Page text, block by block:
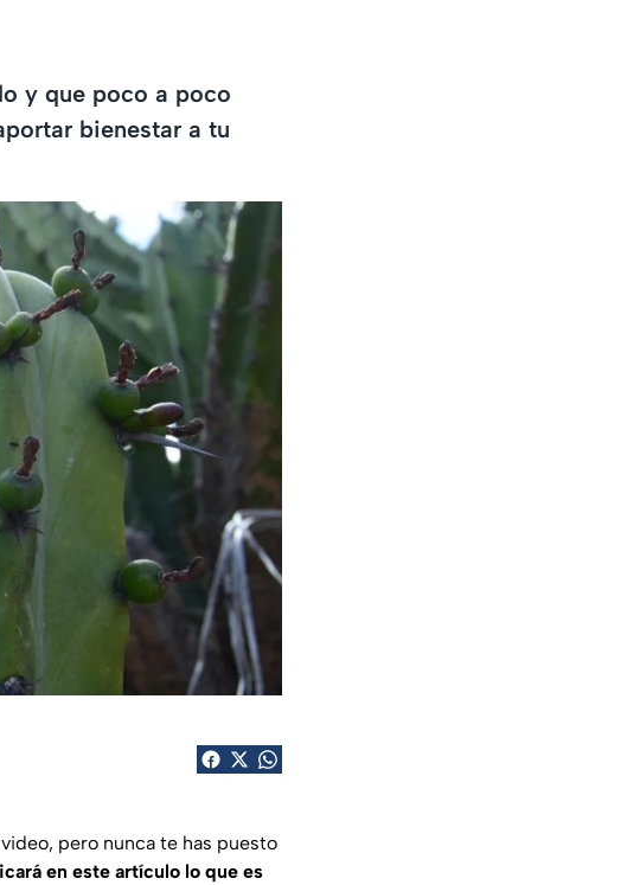
y que poco a poco
bienestar a tu
pero nunca te has puesto
en este artículo lo que es